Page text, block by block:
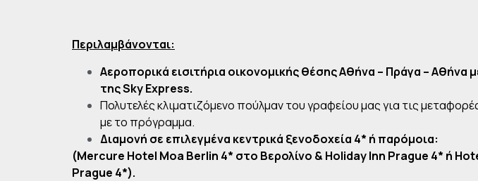
Περιλαμβάνονται:
Αεροπορικά εισιτήρια οικονομικής θέσης Αθήνα – Πράγα – Αθήνα
τηςSkyExpress.
Πολυτελές κλιματιζόμενο πούλμαν του γραφείου μας για τις
με το πρόγραμμα.
Διαμονή σε επιλεγμένα κεντρικά ξενοδοχεία 4* ή παρόμοια:
(Mercure Hotel Moa Berlin 4*στο Βερολίνο & Holiday Inn Prague 4*ή
Prague 4*).